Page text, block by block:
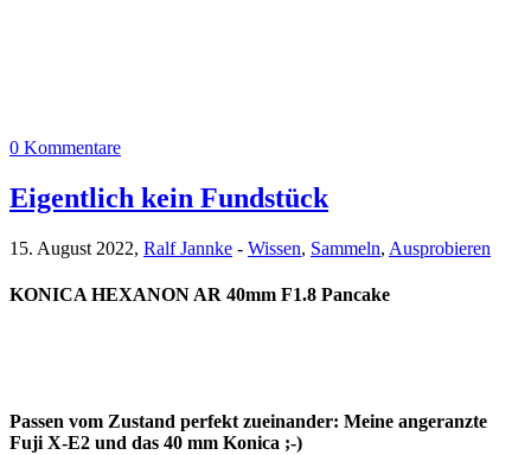
0 Kommentare
Eigentlich kein Fundstück
15. August 2022, Ralf Jannke - Wissen, Sammeln, Ausprobieren
KONICA HEXANON AR 40mm F1.8 Pancake
Passen vom Zustand perfekt zueinander: Meine angeranzte
Fuji X-E2 und das 40 mm Konica ;-)